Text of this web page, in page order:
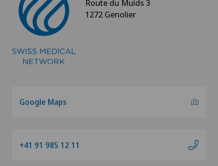
Route du Muids 3
1272 Genolier
Google Maps
+41 91 985 12 11